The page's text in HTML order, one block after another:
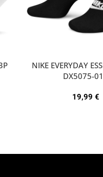
NIKE EVERYDAY
DX5075-
19,99 €